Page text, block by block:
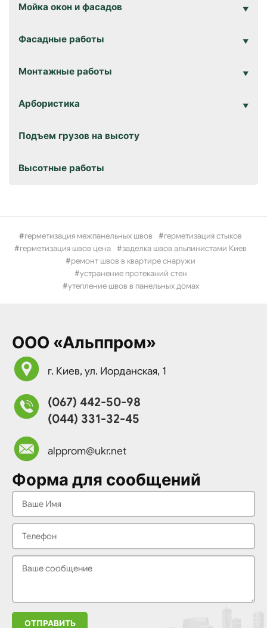
Мойка окон и фасадов
Фасадные работы
Монтажные работы
Арбористика
Подъем грузов на высоту
Высотные работы
герметизация межпанельных швов
герметизация стыков
герметизация швов цена
заделка швов альпинистами Киев
ремонт швов в квартире снаружи
устранение протеканий стен
утепление швов в панельных домах
ООО «Альппром»
г. Киев, ул. Иорданская, 1
(067) 442-50-98
(044) 331-32-45
alpprom@ukr.net
Форма для сообщений